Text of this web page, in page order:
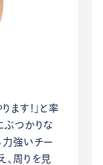
ます！」と率
ぶつかりな
力強いチー
、周りを見